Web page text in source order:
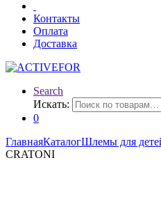
Контакты
Оплата
Доставка
Search
Искать:
0
ГлавнаяКаталогШлемы для
CRATONI